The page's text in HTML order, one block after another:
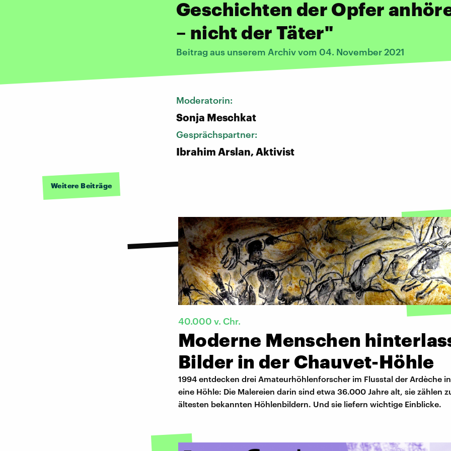
Geschichten der Opfer
– nicht der Täter"
Beitrag aus unserem Archiv vom 04. November 2021
Moderatorin:
Sonja Meschkat
Gesprächspartner:
Ibrahim Arslan, Aktivist
Weitere Beiträge
40.000 v. Chr.
Moderne Menschen
Bilder in der Chauvet-Höhle
1994 entdecken drei Amateurhöhlenforscher im Flusstal der Ardèche
eine Höhle: Die Malereien darin sind etwa 36.000 Jahre alt, sie zählen
ältesten bekannten Höhlenbildern. Und sie liefern wichtige Einblicke.